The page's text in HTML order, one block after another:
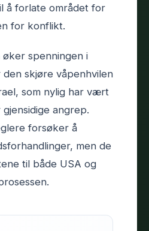
å forlate området for
for konflikt.
spenningen i
skjøre våpenhvilen
som nylig har vært
angrep.
forsøker å
men de
til både USA og